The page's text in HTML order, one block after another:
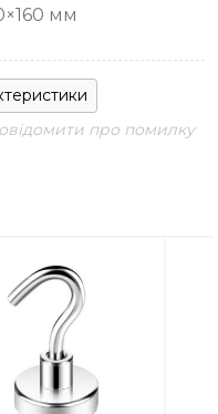
мм
про помилку